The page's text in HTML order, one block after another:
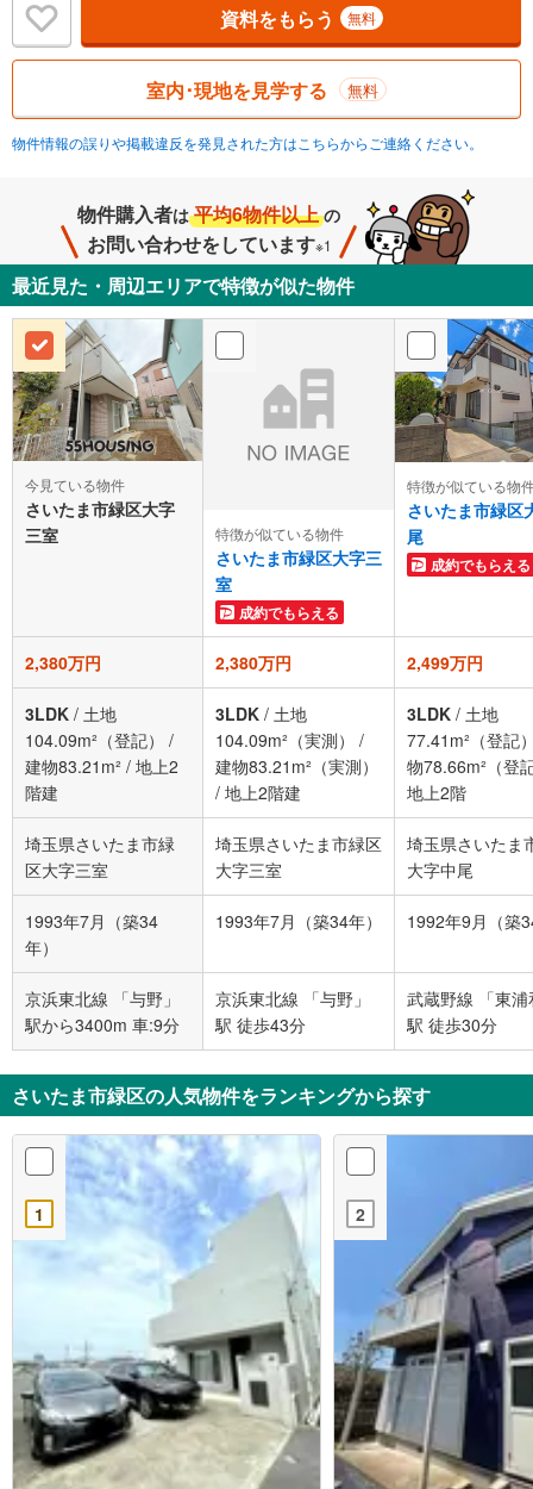
資料をもらう 無料
室内･現地を見学する 無料
物件情報の誤りや掲載違反を発見された方はこちらからご連絡ください。
物件購入者は 平均6物件以上 の
お問い合わせをしています※1
最近見た・周辺エリアで特徴が似た物件
今見ている物件
さいたま市緑区大字
三室
特徴が似ている物件
さいたま市緑区大字三
室
成約でもらえる
特徴が似ている物
さいたま市緑区
尾
成約でもらえる
2,380万円 2,380万円 2,499万円
3LDK / 土地
104.09m²（登記）
/
建物83.21m² / 地上2
階建
3LDK / 土地
104.09m²（実測）
/
建物83.21m²（実測）
/ 地上2階建
3LDK / 土地
77.41m²（登記
物78.66m²（登
地上2階
埼玉県さいたま市緑
区大字三室
埼玉県さいたま市緑区
大字三室
埼玉県さいたま
大字中尾
1993年7月（築34
年）
1993年7月（築34年） 1992年9月（築
京浜東北線 「与野」
駅から3400m 車:9分
京浜東北線 「与野」
駅 徒歩43分
武蔵野線 「東浦
駅 徒歩30分
さいたま市緑区の人気物件をランキングから探す
1 2